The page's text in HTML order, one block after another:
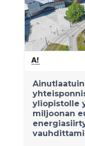
alueen
lisäämään
liikenteestä ja
sähköautojen
Kempower
asiakkaansa
tapahtumaan
yliopistolle
miljoonan